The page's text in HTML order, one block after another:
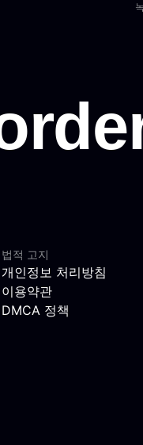
법적 고지
개인정보 처리방침
이용약관
DMCA 정책